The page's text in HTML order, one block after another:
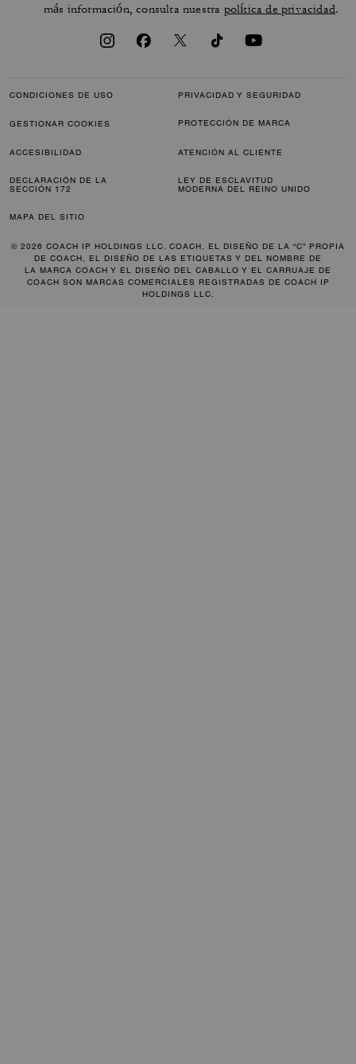
más información, consulta nuestra política de privacidad.
CONDICIONES DE USO PRIVACIDAD Y SEGURIDAD
GESTIONAR COOKIES PROTECCIÓN DE MARCA
ACCESIBILIDAD ATENCIÓN AL CLIENTE
DECLARACIÓN DE LA
SECCIÓN 172
LEY DE ESCLAVITUD
MODERNA DEL REINO UNIDO
MAPA DEL SITIO
© 2026 COACH IP HOLDINGS LLC. COACH, EL DISEÑO DE LA “C” PROPIA
DE COACH, EL DISEÑO DE LAS ETIQUETAS Y DEL NOMBRE DE
LA MARCA COACH Y EL DISEÑO DEL CABALLO Y EL CARRUAJE DE
COACH SON MARCAS COMERCIALES REGISTRADAS DE COACH IP
HOLDINGS LLC.